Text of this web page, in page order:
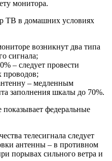
монитора.
ТВ в домашних условиях
возникнут два типа
сигнала;
– следует провести
проводов;
– медленным
заполнения шкалы до 70%.
федеральные
телесигнала следует
антенны – в противном
порывах сильного ветра и